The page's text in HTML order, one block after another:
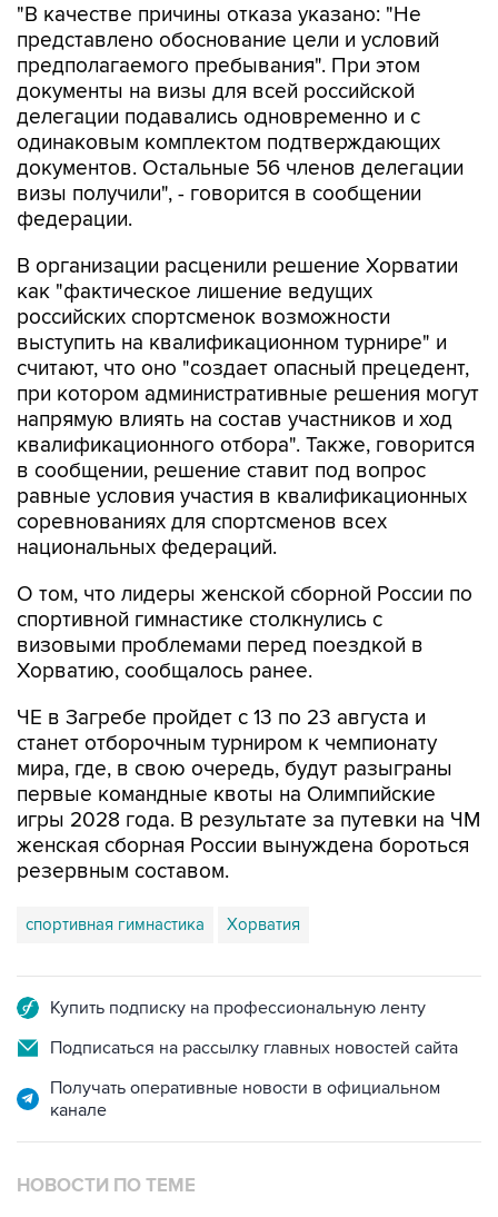
"В качестве причины отказа указано: "Не
представлено обоснование цели и условий
предполагаемого пребывания". При этом
документы на визы для всей российской
делегации подавались одновременно и с
одинаковым комплектом подтверждающих
документов. Остальные 56 членов делегации
визы получили", - говорится в сообщении
федерации.
В организации расценили решение Хорватии
как "фактическое лишение ведущих
российских спортсменок возможности
выступить на квалификационном турнире" и
считают, что оно "создает опасный прецедент,
при котором административные решения могут
напрямую влиять на состав участников и ход
квалификационного отбора". Также, говорится
в сообщении, решение ставит под вопрос
равные условия участия в квалификационных
соревнованиях для спортсменов всех
национальных федераций.
О том, что лидеры женской сборной России по
спортивной гимнастике столкнулись с
визовыми проблемами перед поездкой в
Хорватию, сообщалось ранее.
ЧЕ в Загребе пройдет с 13 по 23 августа и
станет отборочным турниром к чемпионату
мира, где, в свою очередь, будут разыграны
первые командные квоты на Олимпийские
игры 2028 года. В результате за путевки на ЧМ
женская сборная России вынуждена бороться
резервным составом.
спортивная гимнастика Хорватия
Купить подписку на профессиональную ленту
Подписаться на рассылку главных новостей сайта
Получать оперативные новости в официальном
канале
НОВОСТИ ПО ТЕМЕ